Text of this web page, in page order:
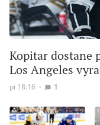
Kopitar dostane
Los Angeles
pi 18:16 ∙ 1